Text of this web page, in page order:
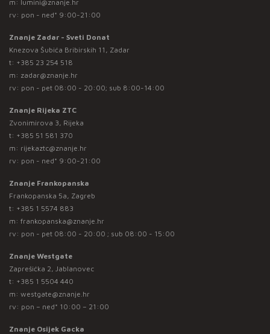
m: lumini@znanje.hr
rv: pon - ned* 9:00-21:00
Znanje Zadar - Sveti Donat
Knezova Šubića Bribirskih 11, Zadar
t: +385 23 254 518
m: zadar@znanje.hr
rv: pon - pet 08:00 - 20:00; sub 8:00-14:00
Znanje Rijeka ZTC
Zvonimirova 3, Rijeka
t: +385 51 581 370
m: rijekaztc@znanje.hr
rv: pon - ned* 9:00-21:00
Znanje Frankopanska
Frankopanska 5a, Zagreb
t: +385 1 5574 883
m: frankopanska@znanje.hr
rv: pon - pet 08:00 - 20:00 ; sub 08:00 - 15:00
Znanje Westgate
Zaprešićka 2, Jablanovec
t: +385 1 5504 440
m: westgate@znanje.hr
rv: pon – ned* 10:00 – 21:00
Znanje Osijek Gacka